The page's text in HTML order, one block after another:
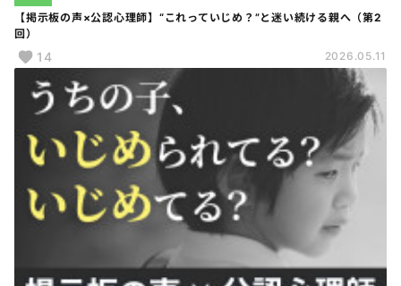
【掲示板の声×公認心理師】“これっていじめ？”と迷い続ける親へ（第2
回）
14 2026.05.11